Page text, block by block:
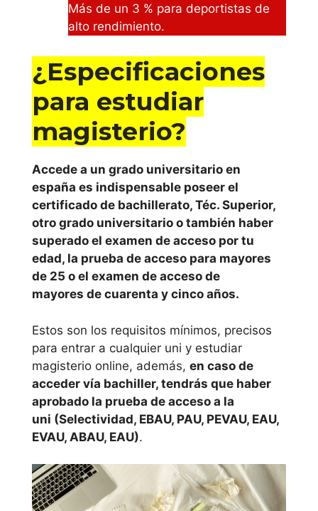
emagister
Cursos CCC
Más de un 3 % para deportistas de
alto rendimiento.
¿Especificaciones
para estudiar
magisterio?
Accede a un grado universitario en
españa es indispensable poseer el
certificado de bachillerato, Téc. Superior,
otro grado universitario o también haber
superado el examen de acceso por tu
edad, la prueba de acceso para mayores
de 25 o el examen de acceso de
mayores de cuarenta y cinco años.
Estos son los requisitos mínimos, precisos
para entrar a cualquier uni y estudiar
magisterio online, además, en caso de
acceder vía bachiller, tendrás que haber
aprobado la prueba de acceso a la
uni (Selectividad, EBAU, PAU, PEVAU, EAU,
EVAU, ABAU, EAU).